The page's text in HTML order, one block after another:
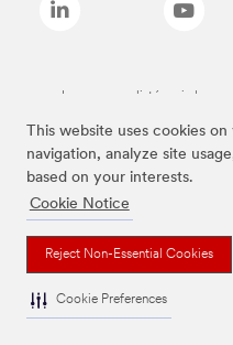
This website uses cookies
navigation, analyze site
based on your interests.
Cookie Notice
Reject Non-Essential Cookies
Cookie Preferences
Les marques listées ci-